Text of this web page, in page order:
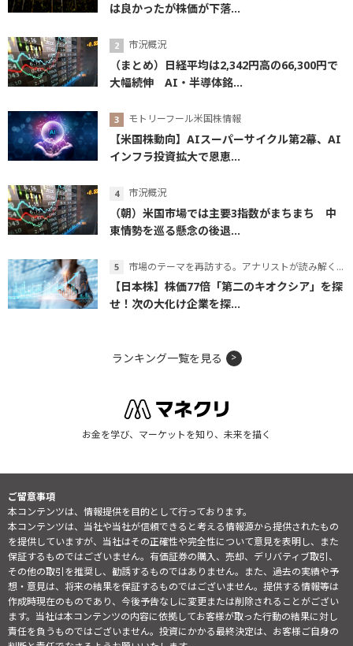
は良かったが株価が下落...
市況概況
（まとめ）日経平均は2,342円高の66,300円で
大幅続伸 AI・半導体銘...
モトリーフール米国株情報
【米国株動向】AIスーパーサイクル第2幕、AI
インフラ投資拡大で恩恵...
市況概況
（朝）米国市場では主要3指数がまちまち 中
東情勢を巡る懸念の後退...
市場のテーマを再訪する。アナリストが読み解くテーマの本質
【日本株】株価77倍「第二のキオクシア」を探
せ！次の大化け企業を探...
ランキング一覧を見る
お金を学び、マーケットを知り、未来を描く
ご留意事項
本コンテンツは、情報提供を目的として行っております。
本コンテンツは、当社や当社が信頼できると考える情報源から提供されたもの
を提供していますが、当社はその正確性や完全性について意見を表明し、また
保証するものではございません。有価証券の購入、売却、デリバティブ取引、
その他の取引を推奨し、勧誘するものではありません。また、過去の実績や予
想・意見は、将来の結果を保証するものではございません。提供する情報等は
作成時現在のものであり、今後予告なしに変更または削除されることがござい
ます。当社は本コンテンツの内容に依拠してお客様が取った行動の結果に対し
責任を負うものではございません。投資にかかる最終決定は、お客様ご自身の